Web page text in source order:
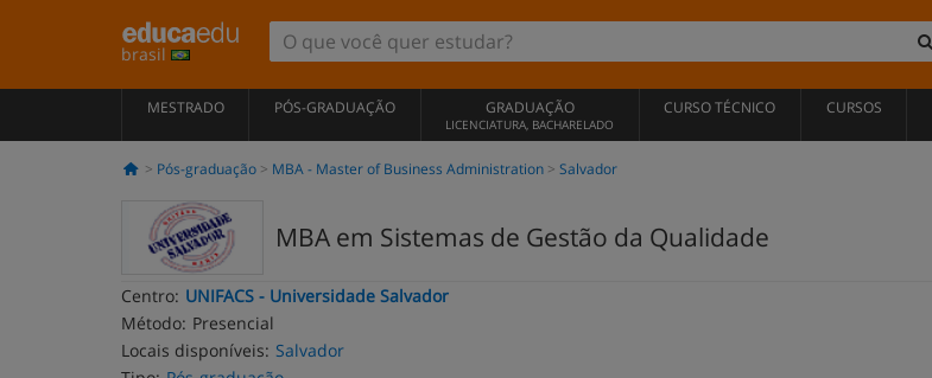
brasil
MESTRADO PÓS-GRADUAÇÃO GRADUAÇÃO
LICENCIATURA, BACHARELADO
CURSO TÉCNICO CURSOS
Pós-graduação MBA - Master of Business Administration Salvador
MBA em Sistemas de Gestão da Qualidade
Centro: UNIFACS - Universidade Salvador
Método: Presencial
Locais disponíveis: Salvador